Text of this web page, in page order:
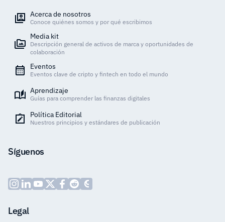
Acerca de nosotros
Conoce quiénes somos y por qué escribimos
Media kit
Descripción general de activos de marca y oportunidades de
colaboración
Eventos
Eventos clave de cripto y fintech en todo el mundo
Aprendizaje
Guías para comprender las finanzas digitales
Política Editorial
Nuestros principios y estándares de publicación
Síguenos
Legal